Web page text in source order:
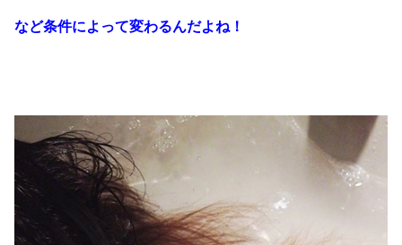
など条件によって変わるんだよね！